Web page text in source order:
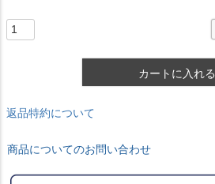
カートに入れる
返品特約について
商品についてのお問い合わせ